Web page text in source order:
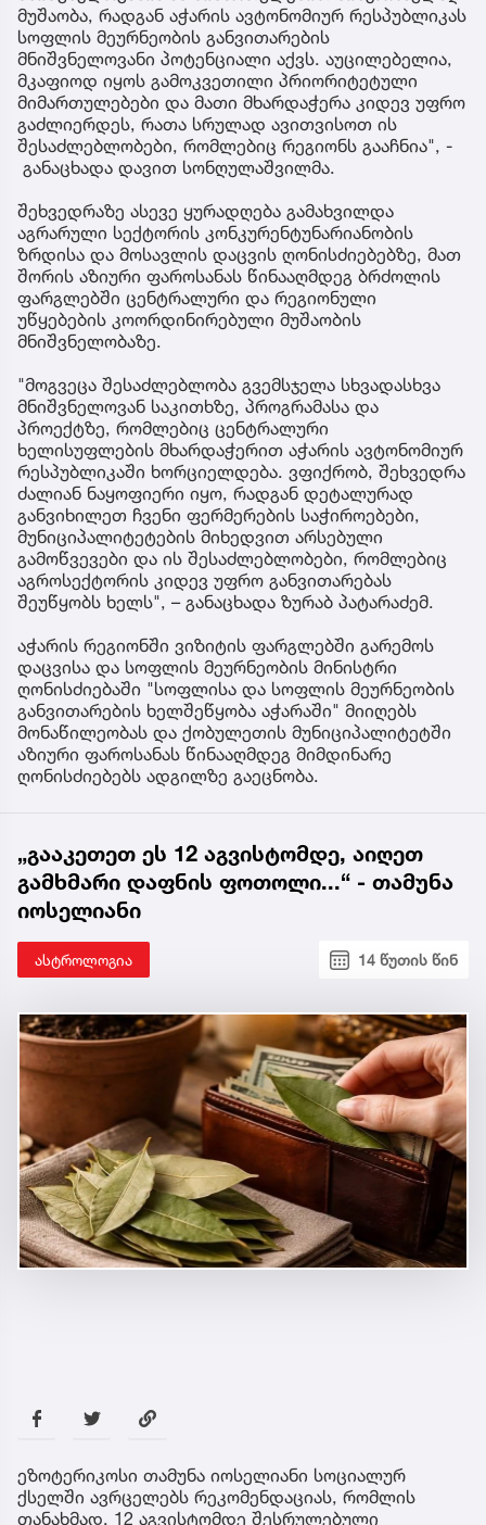
მუშაობა, რადგან აჭარის ავტონომიურ რესპუბლიკას
სოფლის მეურნეობის განვითარების
მნიშვნელოვანი პოტენციალი აქვს. აუცილებელია,
მკაფიოდ იყოს გამოკვეთილი პრიორიტეტული
მიმართულებები და მათი მხარდაჭერა კიდევ უფრო
გაძლიერდეს, რათა სრულად ავითვისოთ ის
შესაძლებლობები, რომლებიც რეგიონს გააჩნია", -
განაცხადა დავით სონღულაშვილმა.
შეხვედრაზე ასევე ყურადღება გამახვილდა
აგრარული სექტორის კონკურენტუნარიანობის
ზრდისა და მოსავლის დაცვის ღონისძიებებზე, მათ
შორის აზიური ფაროსანას წინააღმდეგ ბრძოლის
ფარგლებში ცენტრალური და რეგიონული
უწყებების კოორდინირებული მუშაობის
მნიშვნელობაზე.
"მოგვეცა შესაძლებლობა გვემსჯელა სხვადასხვა
მნიშვნელოვან საკითხზე, პროგრამასა და
პროექტზე, რომლებიც ცენტრალური
ხელისუფლების მხარდაჭერით აჭარის ავტონომიურ
რესპუბლიკაში ხორციელდება. ვფიქრობ, შეხვედრა
ძალიან ნაყოფიერი იყო, რადგან დეტალურად
განვიხილეთ ჩვენი ფერმერების საჭიროებები,
მუნიციპალიტეტების მიხედვით არსებული
გამოწვევები და ის შესაძლებლობები, რომლებიც
აგროსექტორის კიდევ უფრო განვითარებას
შეუწყობს ხელს", – განაცხადა ზურაბ პატარაძემ.
აჭარის რეგიონში ვიზიტის ფარგლებში გარემოს
დაცვისა და სოფლის მეურნეობის მინისტრი
ღონისძიებაში "სოფლისა და სოფლის მეურნეობის
განვითარების ხელშეწყობა აჭარაში" მიიღებს
მონაწილეობას და ქობულეთის მუნიციპალიტეტში
აზიური ფაროსანას წინააღმდეგ მიმდინარე
ღონისძიებებს ადგილზე გაეცნობა.
„გააკეთეთ ეს 12 აგვისტომდე, აიღეთ
გამხმარი დაფნის ფოთოლი...“ - თამუნა
იოსელიანი
ასტროლოგია 14 წუთის წინ
ეზოტერიკოსი თამუნა იოსელიანი სოციალურ
ქსელში ავრცელებს რეკომენდაციას, რომლის
თანახმად, 12 აგვისტომდე შესრულებული